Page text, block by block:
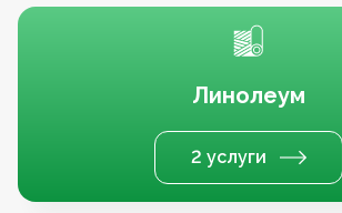
Линолеум
2 услуги